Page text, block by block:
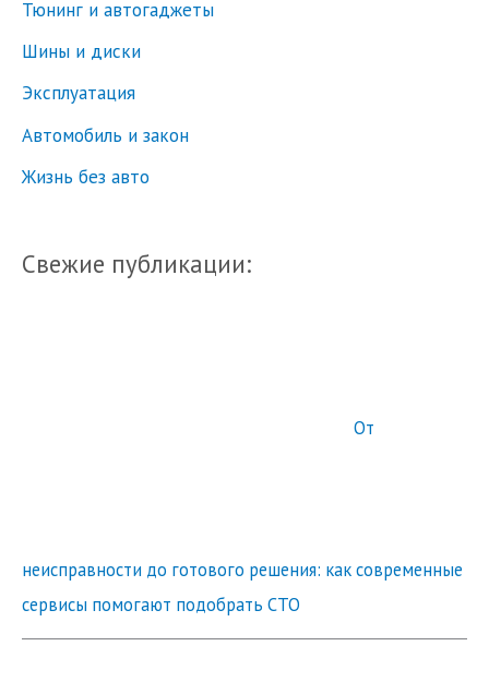
Тюнинг и автогаджеты
Шины и диски
Эксплуатация
Автомобиль и закон
Жизнь без авто
Свежие публикации:
От
неисправности до готового решения: как современные
сервисы помогают подобрать СТО